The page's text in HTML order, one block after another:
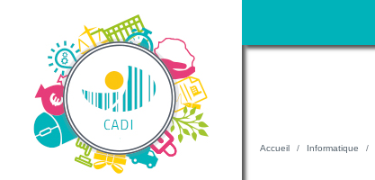
Accueil Informatique